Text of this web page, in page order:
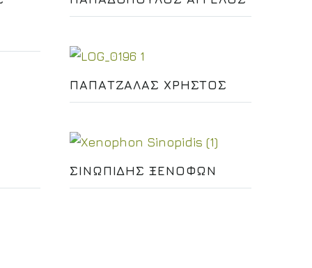
ΠΑΠΑΤΖΑΛΑΣ ΧΡΗΣΤΟΣ
ΣΙΝΩΠΙΔΗΣ ΞΕΝΟΦΩΝ